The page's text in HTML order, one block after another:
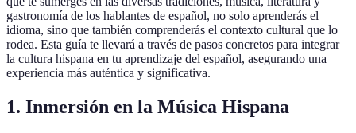
gastronomía de los hablantes de español, no solo aprenderás el
idioma, sino que también comprenderás el contexto cultural que lo
rodea. Esta guía te llevará a través de pasos concretos para integrar
la cultura hispana en tu aprendizaje del español, asegurando una
experiencia más auténtica y significativa.
1. Inmersión en la Música Hispana